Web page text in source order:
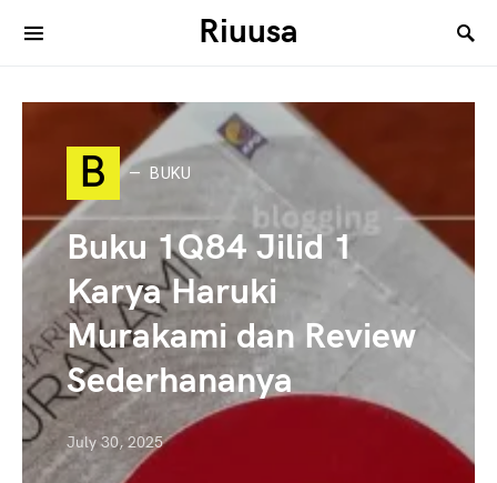
Riuusa
Search for:
B BUKU
Buku 1Q84 Jilid 1
Karya Haruki
Murakami dan Review
Sederhananya
July 30, 2025